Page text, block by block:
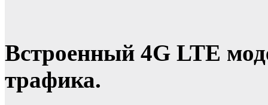
Встроенный 4G LTE
трафика.